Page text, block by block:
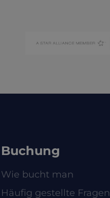
Buchung
Wie bucht man
Häufig gestellte Fragen